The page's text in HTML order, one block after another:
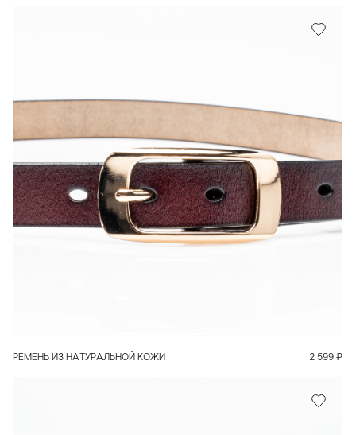
РЕМЕНЬ ИЗ НАТУРАЛЬНОЙ КОЖИ 2 599 ₽